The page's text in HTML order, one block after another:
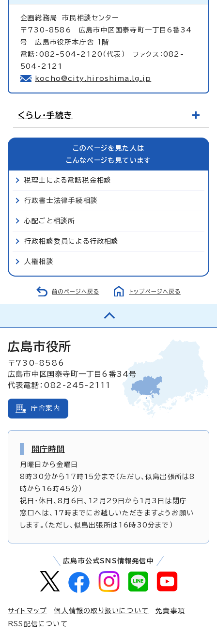
企画総務局市民相談センター
〒730-8586 広島市中区国泰寺町一丁目6番34
号 広島市役所本庁舎 1階
電話：082-504-2120（代表） ファクス：082-
504-2121
kocho@city.hiroshima.lg.jp
くらし・手続き
このページを見た人は
こんなページも見ています
税理士による電話税金相談
行政書士法律手続相談
心配ごと相談所
行政相談委員による行政相談
人権相談
前のページへ戻る トップページへ戻る
広島市役所
〒730-8586
広島市中区国泰寺町一丁目6番34号
代表電話：082-245-2111
庁舎案内
開庁時間
月曜日から金曜日
8時30分から17時15分まで（ただし、似島出張所は8
時から16時45分）
祝日・休日、8月6日、12月29日から1月3日は閉庁
窓口へは、17時までにお越しいただきますようお願い
します。（ただし、似島出張所は16時30分まで）
広島市公式SNS情報発信中
サイトマップ 個人情報の取り扱いについて
免責事項
RSS配信について